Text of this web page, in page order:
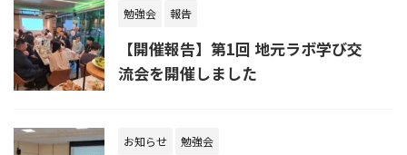
勉強会 報告
【開催報告】第1回 地元ラボ学び交
流会を開催しました
お知らせ 勉強会